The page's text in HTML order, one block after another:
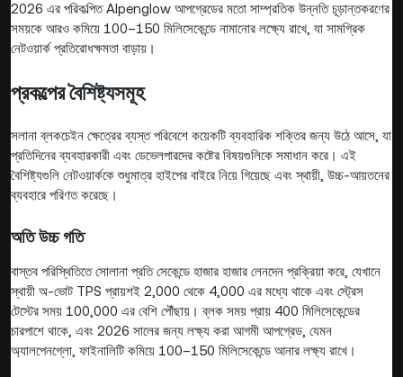
2026 এর পরিকল্পিত Alpenglow আপগ্রেডের মতো সাম্প্রতিক উন্নতি চূড়ান্তকরণের
সময়কে আরও কমিয়ে 100–150 মিলিসেকেন্ডে নামানোর লক্ষ্যে রাখে, যা সামগ্রিক
নেটওয়ার্ক প্রতিরোধক্ষমতা বাড়ায়।
প্রকল্পের বৈশিষ্ট্যসমূহ
সলানা ব্লকচেইন ক্ষেত্রের ব্যস্ত পরিবেশে কয়েকটি ব্যবহারিক শক্তির জন্য উঠে আসে, যা
প্রতিদিনের ব্যবহারকারী এবং ডেভেলপারদের কষ্টের বিষয়গুলিকে সমাধান করে। এই
বৈশিষ্ট্যগুলি নেটওয়ার্ককে শুধুমাত্র হাইপের বাইরে নিয়ে গিয়েছে এবং স্থায়ী, উচ্চ-আয়তনের
ব্যবহারে পরিণত করেছে।
অতি উচ্চ গতি
বাস্তব পরিস্থিতিতে সোলানা প্রতি সেকেন্ডে হাজার হাজার লেনদেন প্রক্রিয়া করে, যেখানে
স্থায়ী অ-ভোট TPS প্রায়শই 2,000 থেকে 4,000 এর মধ্যে থাকে এবং স্ট্রেস
টেস্টের সময় 100,000 এর বেশি পৌঁছায়। ব্লক সময় প্রায় 400 মিলিসেকেন্ডের
চারপাশে থাকে, এবং 2026 সালের জন্য লক্ষ্য করা আগমী আপগ্রেড, যেমন
অ্যালপেনগ্লো, ফাইনালিটি কমিয়ে 100–150 মিলিসেকেন্ডে আনার লক্ষ্য রাখে।